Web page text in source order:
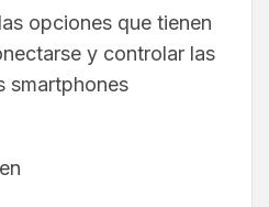
opciones que tienen
y controlar las
smartphones